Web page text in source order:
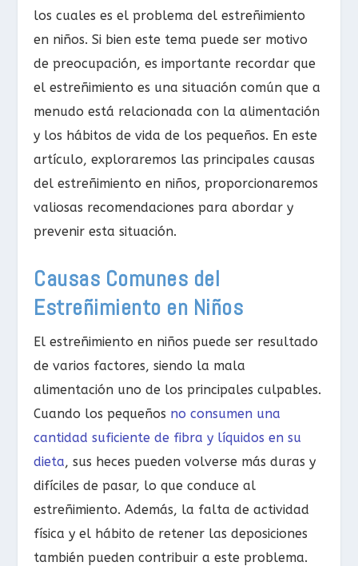
los cuales es el problema del estreñimiento
en niños. Si bien este tema puede ser motivo
de preocupación, es importante recordar que
el estreñimiento es una situación común que a
menudo está relacionada con la alimentación
y los hábitos de vida de los pequeños. En este
artículo, exploraremos las principales causas
del estreñimiento en niños, proporcionaremos
valiosas recomendaciones para abordar y
prevenir esta situación.
Causas Comunes del
Estreñimiento en Niños
El estreñimiento en niños puede ser resultado
de varios factores, siendo la mala
alimentación uno de los principales culpables.
Cuando los pequeños no consumen una
cantidad suficiente de fibra y líquidos en su
dieta, sus heces pueden volverse más duras y
difíciles de pasar, lo que conduce al
estreñimiento. Además, la falta de actividad
física y el hábito de retener las deposiciones
también pueden contribuir a este problema.